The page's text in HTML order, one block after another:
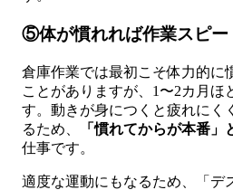
⑤体が慣れれば作業スピー
倉庫作業では最初こそ体力的に
ことがありますが、1〜2カ月ほ
す。動きが身につくと疲れにく
るため、
「慣れてからが本番
仕事です。
適度な運動にもなるため、「デ